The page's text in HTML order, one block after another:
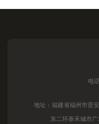
电
地址：福建省福州市晋
东二环泰禾城市